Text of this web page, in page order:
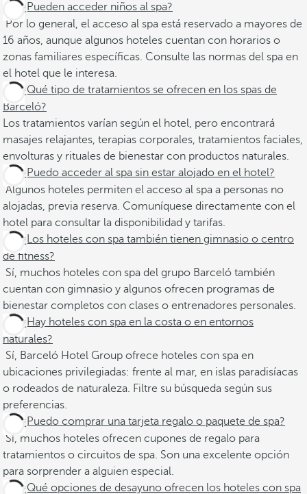
¿Pueden acceder niños al spa?
Por lo general, el acceso al spa está reservado a mayores de
16 años, aunque algunos hoteles cuentan con horarios o
zonas familiares específicas. Consulte las normas del spa en
el hotel que le interesa.
¿Qué tipo de tratamientos se ofrecen en los spas de
Barceló?
Los tratamientos varían según el hotel, pero encontrará
masajes relajantes, terapias corporales, tratamientos faciales,
envolturas y rituales de bienestar con productos naturales.
¿Puedo acceder al spa sin estar alojado en el hotel?
Algunos hoteles permiten el acceso al spa a personas no
alojadas, previa reserva. Comuníquese directamente con el
hotel para consultar la disponibilidad y tarifas.
¿Los hoteles con spa también tienen gimnasio o centro
de fitness?
Sí, muchos hoteles con spa del grupo Barceló también
cuentan con gimnasio y algunos ofrecen programas de
bienestar completos con clases o entrenadores personales.
¿Hay hoteles con spa en la costa o en entornos
naturales?
Sí, Barceló Hotel Group ofrece hoteles con spa en
ubicaciones privilegiadas: frente al mar, en islas paradisíacas
o rodeados de naturaleza. Filtre su búsqueda según sus
preferencias.
¿Puedo comprar una tarjeta regalo o paquete de spa?
Sí, muchos hoteles ofrecen cupones de regalo para
tratamientos o circuitos de spa. Son una excelente opción
para sorprender a alguien especial.
¿Qué opciones de desayuno ofrecen los hoteles con spa